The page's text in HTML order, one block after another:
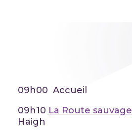
09h00 Accueil
09h10 La Route sauvage
Haigh